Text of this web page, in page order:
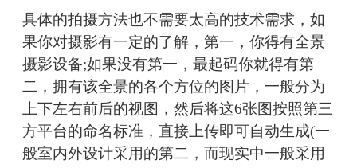
具体的拍摄方法也不需要太高的技术需求，如
果你对摄影有一定的了解，第一，你得有全景
摄影设备;如果没有第一，最起码你就得有第
二，拥有该全景的各个方位的图片，一般分为
上下左右前后的视图，然后将这6张图按照第三
方平台的命名标准，直接上传即可自动生成(一
般室内外设计采用的第二，而现实中一般采用